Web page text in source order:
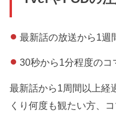
最新話の放送から1週
30秒から1分程度のコ
最新話から1周間以上経
くり何度も観たい方、